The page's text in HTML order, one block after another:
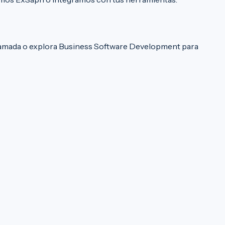
o explora Business Software Development para